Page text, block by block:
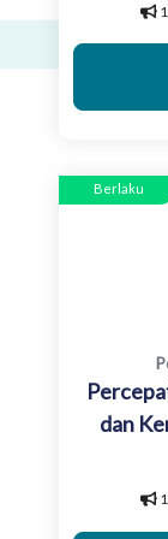
Berlaku
dan